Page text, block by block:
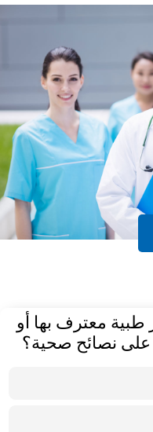
معترف بها أو
نصائح صحية؟